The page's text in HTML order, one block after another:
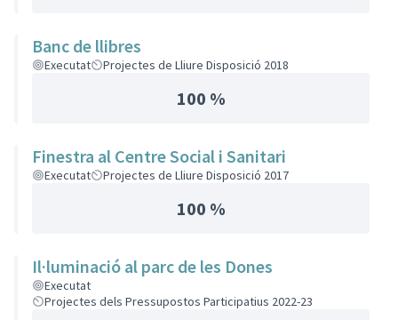
Banc de llibres
Executat Projectes de Lliure Disposició 2018
100 %
Finestra al Centre Social i Sanitari
Executat Projectes de Lliure Disposició 2017
100 %
Il·luminació al parc de les Dones
Executat
Projectes dels Pressupostos Participatius 2022-23